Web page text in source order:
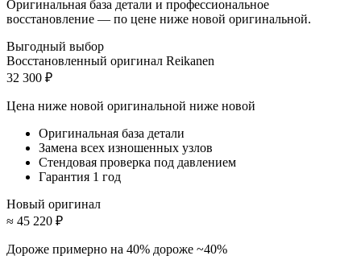
Оригинальная база детали и профессиональное
восстановление — по цене ниже новой оригинальной.
Выгодный выбор
Восстановленный оригинал Reikanen
32 300 ₽
Цена ниже новой оригинальной ниже новой
Оригинальная база детали
Замена всех изношенных узлов
Стендовая проверка под давлением
Гарантия 1 год
Новый оригинал
≈ 45 220 ₽
Дороже примерно на 40% дороже ~40%